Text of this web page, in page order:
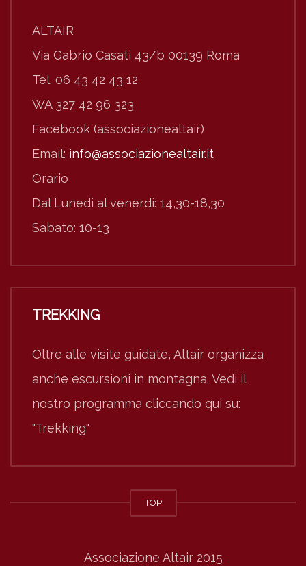
ALTAIR
Via Gabrio Casati 43/b 00139 Roma
Tel. 06 43 42 43 12
WA 327 42 96 323
Facebook (associazionealtair)
Email: info@associazionealtair.it
Orario
Dal Lunedì al venerdì: 14,30-18,30
Sabato: 10-13
TREKKING
Oltre alle visite guidate, Altair organizza
anche escursioni in montagna. Vedi il
nostro programma cliccando qui su:
"Trekking"
TOP
Associazione Altair 2015